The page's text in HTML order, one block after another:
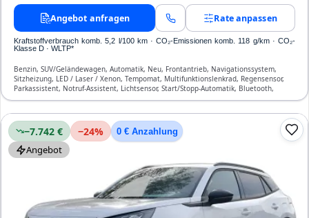
Angebot anfragen Rate anpassen
Kraftstoffverbrauch komb. 5,2 l/100 km · CO₂-Emissionen komb. 118 g/km · CO₂-
Klasse D · WLTP*
Benzin, SUV/Geländewagen, Automatik, Neu, Frontantrieb, Navigationssystem,
Sitzheizung, LED / Laser / Xenon, Tempomat, Multifunktionslenkrad, Regensensor,
Parkassistent, Notruf-Assistent, Lichtsensor, Start/Stopp-Automatik, Bluetooth,
Freisprecheinrichtung, Verkehrszeichen-Erkennung, ESP, ABS, Klimaautomatik,
−7.742 € −24% 0 € Anzahlung
Angebot